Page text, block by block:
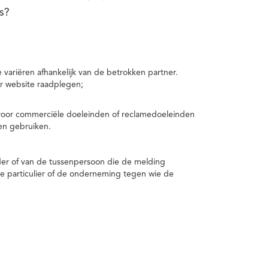
afhankelijk van de betrokken partner.
website raadplegen;
commerciële doeleinden of reclamedoeleinden
gebruiken.
of van de tussenpersoon die de melding
particulier of de onderneming tegen wie de